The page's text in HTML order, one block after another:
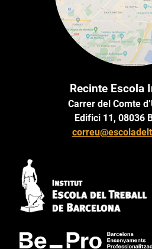
Recinte Escola
Carrer del Comte
Edifici 11, 08036